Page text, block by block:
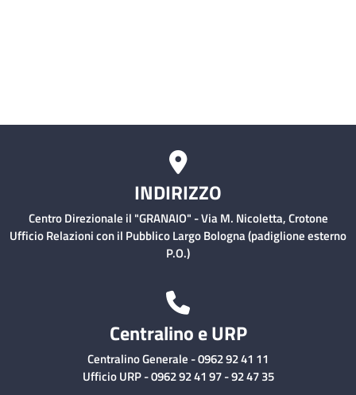
INDIRIZZO
Centro Direzionale il "GRANAIO" - Via M. Nicoletta, Crotone
Ufficio Relazioni con il Pubblico Largo Bologna (padiglione esterno
P.O.)
Centralino e URP
Centralino Generale - 0962 92 41 11
Ufficio URP - 0962 92 41 97 - 92 47 35